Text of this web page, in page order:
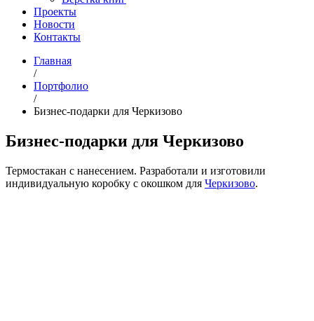
Проекты
Новости
Контакты
Главная
/
Портфолио
/
Бизнес-подарки для Черкизово
Бизнес-подарки для Черкизово
Термостакан с нанесением. Разработали и изготовили
индивидуальную коробку с окошком для Черкизово.